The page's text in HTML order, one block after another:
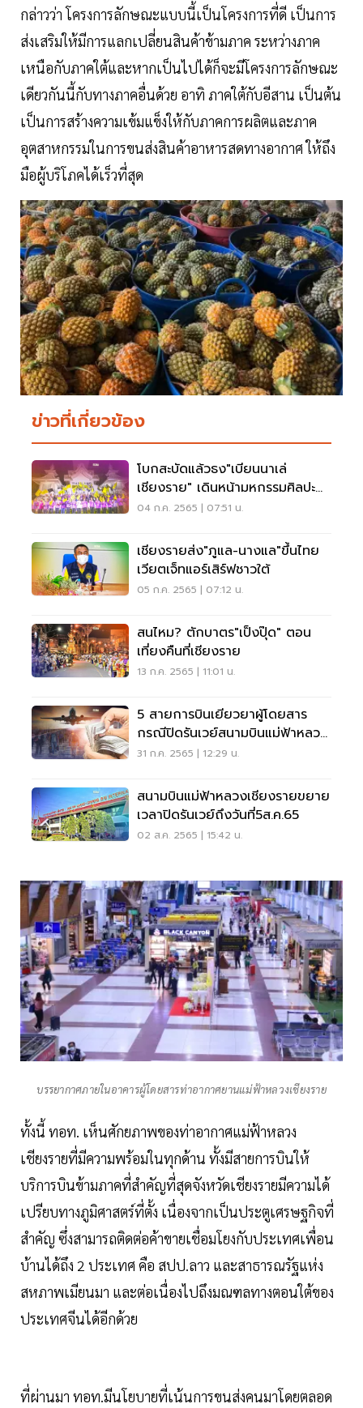
กล่าวว่า โครงการลักษณะแบบนี้เป็นโครงการที่ดี เป็นการ
ส่งเสริมให้มีการแลกเปลี่ยนสินค้าข้ามภาค ระหว่างภาค
เหนือกับภาคใต้และหากเป็นไปได้ก็จะมีโครงการลักษณะ
เดียวกันนี้กับทางภาคอื่นด้วย อาทิ ภาคใต้กับอีสาน เป็นต้น
เป็นการสร้างความเข้มแข็งให้กับภาคการผลิตและภาค
อุตสาหกรรมในการขนส่งสินค้าอาหารสดทางอากาศ ให้ถึง
มือผู้บริโภคได้เร็วที่สุด
ข่าวที่เกี่ยวข้อง
โบกสะบัดแล้วธง"เบียนนาเล่
เชียงราย" เดินหน้ามหกรรมศิลปะ
นานาชาติ 2023
04 ก.ค. 2565 | 07:51 น.
เชียงรายส่ง"ภูแล-นางแล"ขึ้นไทย
เวียตเจ็ทแอร์เสิร์ฟชาวใต้
05 ก.ค. 2565 | 07:12 น.
สนไหม? ตักบาตร"เป็งปุ๊ด" ตอน
เที่ยงคืนที่เชียงราย
13 ก.ค. 2565 | 11:01 น.
5 สายการบินเยียวยาผู้โดยสาร
กรณีปิดรันเวย์สนามบินแม่ฟ้าหลวง
เชียงราย
31 ก.ค. 2565 | 12:29 น.
สนามบินแม่ฟ้าหลวงเชียงรายขยาย
เวลาปิดรันเวย์ถึงวันที่5ส.ค.65
02 ส.ค. 2565 | 15:42 น.
บรรยากาศภายในอาคารผู้โดยสารท่าอากาศยานแม่ฟ้าหลวงเชียงราย
ทั้งนี้ ทอท. เห็นศักยภาพของท่าอากาศแม่ฟ้าหลวง
เชียงรายที่มีความพร้อมในทุกด้าน ทั้งมีสายการบินให้
บริการบินข้ามภาคที่สำคัญที่สุดจังหวัดเชียงรายมีความได้
เปรียบทางภูมิศาสตร์ที่ตั้ง เนื่องจากเป็นประตูเศรษฐกิจที่
สำคัญ ซึ่งสามารถติดต่อค้าขายเชื่อมโยงกับประเทศเพื่อน
บ้านได้ถึง 2 ประเทศ คือ สปป.ลาว และสาธารณรัฐแห่ง
สหภาพเมียนมา และต่อเนื่องไปถึงมณฑลทางตอนใต้ของ
ประเทศจีนได้อีกด้วย
ที่ผ่านมา ทอท.มีนโยบายที่เน้นการขนส่งคนมาโดยตลอด